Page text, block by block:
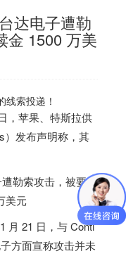
达电子遭勒
金 1500 万美
线索投递！
，苹果、特斯拉供
）发布声明称，其
月 21 日，与 Conti
方面宣称攻击并未